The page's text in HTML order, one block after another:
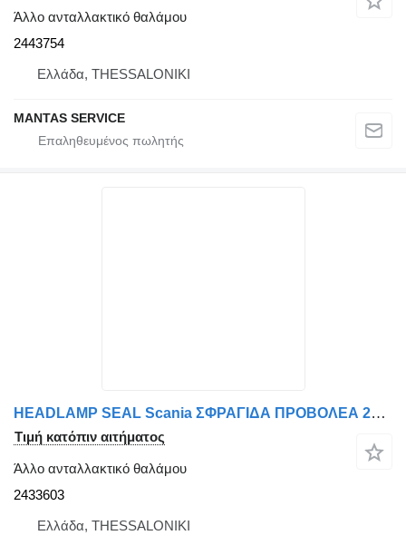
Άλλο ανταλλακτικό θαλάμου
2443754
Ελλάδα, THESSALONIKI
MANTAS SERVICE
HEADLAMP SEAL Scania ΣΦΡΑΓΙΔΑ ΠΡΟΒΟΛΕΑ 2433603
Τιμή κατόπιν αιτήματος
Άλλο ανταλλακτικό θαλάμου
2433603
Ελλάδα, THESSALONIKI